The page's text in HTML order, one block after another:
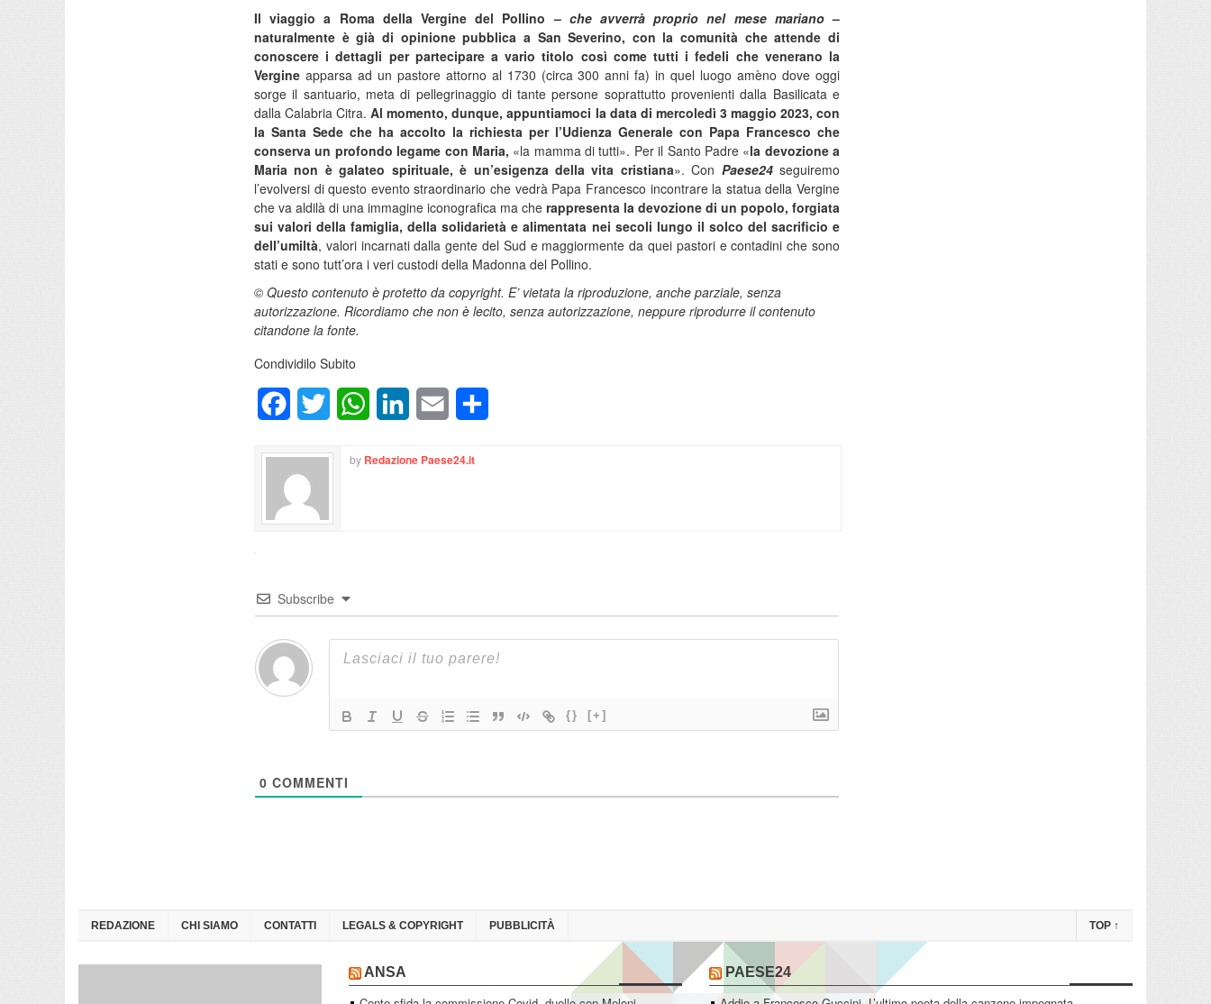
Il viaggio a Roma della Vergine del Pollino – che avverrà proprio nel mese mariano–
naturalmente è già di opinione pubblica a San Severino, con la comunità che attende di
conoscere i dettagli per partecipare a vario titolo così come tutti i fedeli che venerano la
Vergine apparsa ad un pastore attorno al 1730 (circa 300 anni fa) in quel luogo amèno dove oggi
sorge il santuario, meta di pellegrinaggio di tante persone soprattutto provenienti dalla Basilicata e
dalla Calabria Citra.Al momento, dunque, appuntiamoci la data di mercoledì 3 maggio 2023, con
la Santa Sede che ha accolto la richiesta per l’Udienza Generale con Papa Francesco che
conserva un profondo legame con Maria, «la mamma di tutti». Per il Santo Padre «la devozione a
Maria non è galateo spirituale, è un’esigenza della vita cristiana». Con Paese24seguiremo
l’evolversi di questo evento straordinario che vedrà Papa Francesco incontrare la statua della Vergine
che va aldilà di una immagine iconografica ma che rappresenta la devozione di un popolo, forgiata
sui valori della famiglia, della solidarietà e alimentata nei secoli lungo il solco del sacrificio e
dell’umiltà, valori incarnati dalla gente del Sud e maggiormente da quei pastori e contadini che sono
stati e sono tutt’ora i veri custodi della Madonna del Pollino.
© Questo contenuto è protetto da copyright. E’ vietata la riproduzione, anche parziale, senza
autorizzazione. Ricordiamo che non è lecito, senza autorizzazione, neppure riprodurre il contenuto
citandone la fonte.
Condividilo Subito
FacebookTwitter WhatsAppLinkedInEmail
by Redazione Paese24.it
Subscribe
{} [+]
0 COMMENTI
REDAZIONE CHI SIAMO CONTATTI LEGALS & COPYRIGHT PUBBLICITÀ TOP ↑
ANSA PAESE24